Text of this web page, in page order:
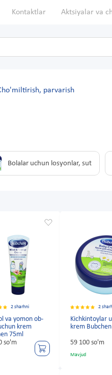
Kontaktlar Aktsiyalar va
parvarish
Bolalar uchun losyonlar, sut
2 sharhni
va yomon ob-
krem
75ml
so'm
2
Kichkintoylar
krem
59 100 so'm
Mavjud